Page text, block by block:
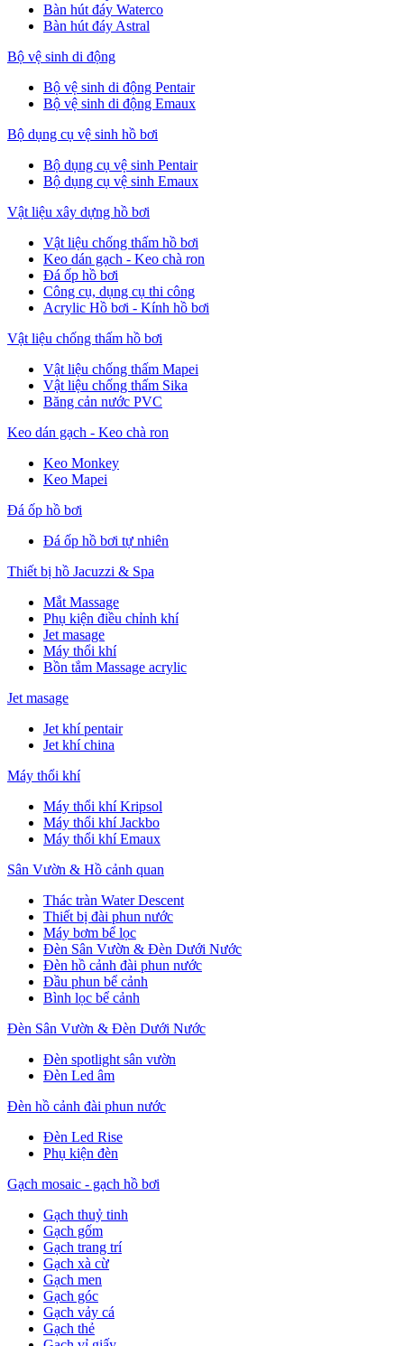
Bàn hút đáy Waterco
Bàn hút đáy Astral
Bộ vệ sinh di động
Bộ vệ sinh di động Pentair
Bộ vệ sinh di động Emaux
Bộ dụng cụ vệ sinh hồ bơi
Bộ dụng cụ vệ sinh Pentair
Bộ dụng cụ vệ sinh Emaux
Vật liệu xây dựng hồ bơi
Vật liệu chống thấm hồ bơi
Keo dán gạch - Keo chà ron
Đá ốp hồ bơi
Công cụ, dụng cụ thi công
Acrylic Hồ bơi - Kính hồ bơi
Vật liệu chống thấm hồ bơi
Vật liệu chống thấm Mapei
Vật liệu chống thấm Sika
Băng cản nước PVC
Keo dán gạch - Keo chà ron
Keo Monkey
Keo Mapei
Đá ốp hồ bơi
Đá ốp hồ bơi tự nhiên
Thiết bị hồ Jacuzzi & Spa
Mắt Massage
Phụ kiện điều chỉnh khí
Jet masage
Máy thổi khí
Bồn tắm Massage acrylic
Jet masage
Jet khí pentair
Jet khí china
Máy thổi khí
Máy thổi khí Kripsol
Máy thổi khí Jackbo
Máy thổi khí Emaux
Sân Vườn & Hồ cảnh quan
Thác tràn Water Descent
Thiết bị đài phun nước
Máy bơm bể lọc
Đèn Sân Vườn & Đèn Dưới Nước
Đèn hồ cảnh đài phun nước
Đầu phun bể cảnh
Bình lọc bể cảnh
Đèn Sân Vườn & Đèn Dưới Nước
Đèn spotlight sân vườn
Đèn Led âm
Đèn hồ cảnh đài phun nước
Đèn Led Rise
Phụ kiện đèn
Gạch mosaic - gạch hồ bơi
Gạch thuỷ tinh
Gạch gốm
Gạch trang trí
Gạch xà cừ
Gạch men
Gạch góc
Gạch vảy cá
Gạch thẻ